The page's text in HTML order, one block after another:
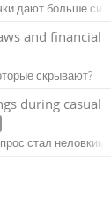
дают больше сил!
and financial
скрывают?
during casual
стал неловким?